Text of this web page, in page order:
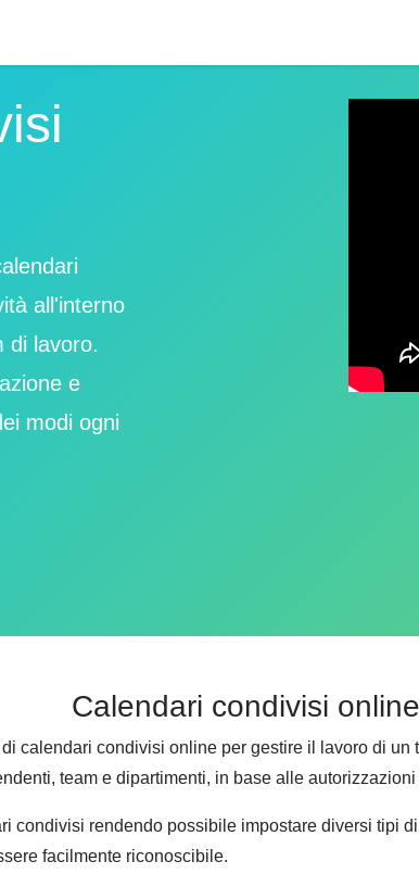
all'interno
di lavoro.
e
modi ogni
Calendari condivisi online
calendari condivisi online per gestire il lavoro di
team e dipartimenti, in base alle
condivisi rendendo possibile impostare diversi tipi
facilmente riconoscibile.